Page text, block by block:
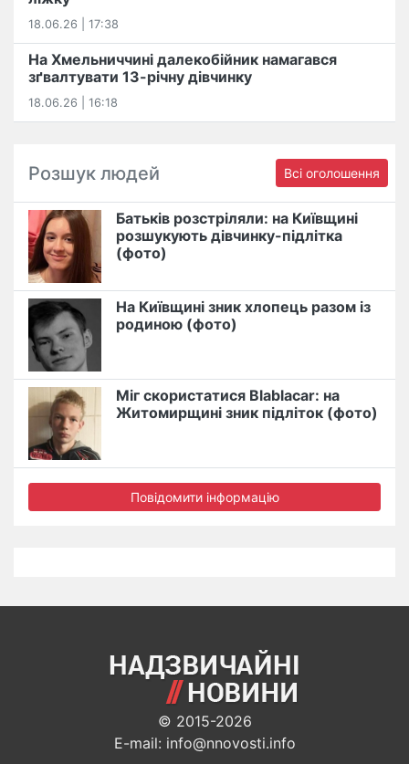
18.06.26 | 17:38
На Хмельниччині далекобійник намагався
зґвалтувати 13-річну дівчинку
18.06.26 | 16:18
Розшук людей Всі оголошення
Батьків розстріляли: на Київщині
розшукують дівчинку-підлітка
(фото)
На Київщині зник хлопець разом із
родиною (фото)
Міг скористатися Blablacar: на
Житомирщині зник підліток (фото)
Повідомити інформацію
© 2015-2026
E-mail: info@nnovosti.info